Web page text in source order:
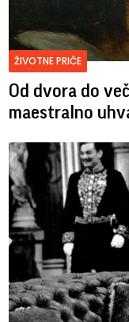
ŽIVOTNE PRIČE
Od dvora do
maestralno